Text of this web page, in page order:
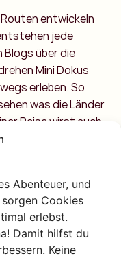
Abenteuer, und
Cookies
erlebst.
Damit hilfst du
Keine
entwickeln
jede
Blogs über die
Mini Dokus
erleben. So
was die Länder
Reise wirst auch